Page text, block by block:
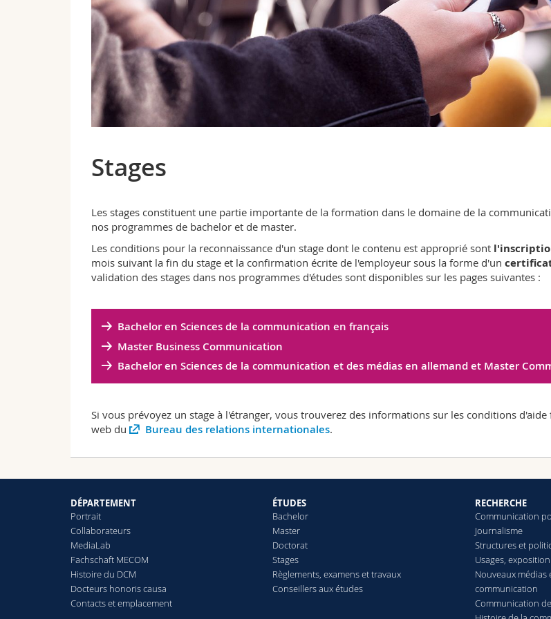
Stages
Les stages constituent une partie importante de la formation dans le domaine de la
nos programmes de bachelor et de master.
Les conditions pour la reconnaissance d'un stage dont le contenu est approprié sont
mois suivant la fin du stage et la confirmation écrite de l'employeur sous la forme d'un
validation des stages dans nos programmes d'études sont disponibles sur les pages suivantes :
Bachelor en Sciences de la communication en français
Master Business Communication
Bachelor en Sciences de la communication et des médias en allemand et Master
Si vous prévoyez un stage à l'étranger, vous trouverez des informations sur les conditions
web du
Bureau des relations internationales.
DÉPARTEMENT
Portrait
Collaborateurs
MediaLab
Fachschaft MECOM
Histoire du DCM
Docteurs honoris causa
Contacts et emplacement
ÉTUDES
Bachelor
Master
Doctorat
Stages
Règlements, examens et travaux
Conseillers aux études
RECHERCHE
Communication
Journalisme
Structures et
Usages,
Nouveaux
communication
Communication